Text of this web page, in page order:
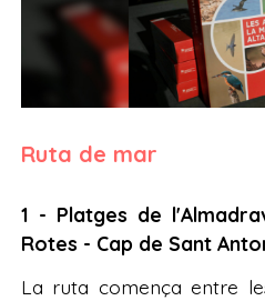
Ruta de mar
1 - Platges de
Rotes - Cap de Sant
La ruta comença entre